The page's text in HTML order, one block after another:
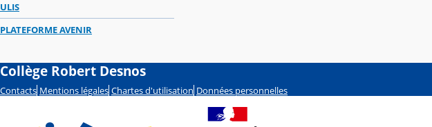
ULIS
PLATEFORME AVENIR
Collège Robert Desnos
Contacts Mentions légales Chartes d'utilisation Données personnelles